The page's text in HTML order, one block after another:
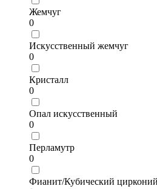
Жемчуг
0
Искусственный жемчуг
0
Кристалл
0
Опал искусственный
0
Перламутр
0
Фианит/Кубический цирконий